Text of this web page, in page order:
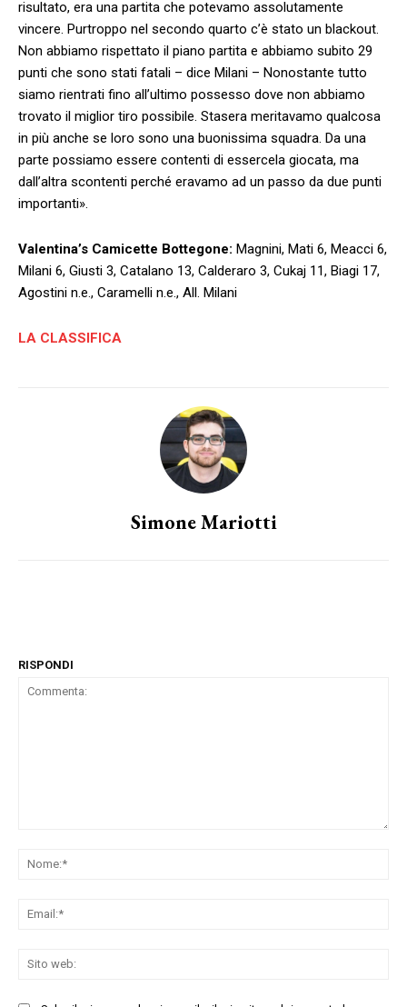
risultato, era una partita che potevamo assolutamente
vincere. Purtroppo nel secondo quarto c’è stato un blackout.
Non abbiamo rispettato il piano partita e abbiamo subito 29
punti che sono stati fatali – dice Milani – Nonostante tutto
siamo rientrati fino all’ultimo possesso dove non abbiamo
trovato il miglior tiro possibile. Stasera meritavamo qualcosa
in più anche se loro sono una buonissima squadra. Da una
parte possiamo essere contenti di essercela giocata, ma
dall’altra scontenti perché eravamo ad un passo da due punti
importanti».
Valentina’s Camicette Bottegone: Magnini, Mati 6, Meacci 6,
Milani 6, Giusti 3, Catalano 13, Calderaro 3, Cukaj 11, Biagi 17,
Agostini n.e., Caramelli n.e., All. Milani
LA CLASSIFICA
Simone Mariotti
RISPONDI